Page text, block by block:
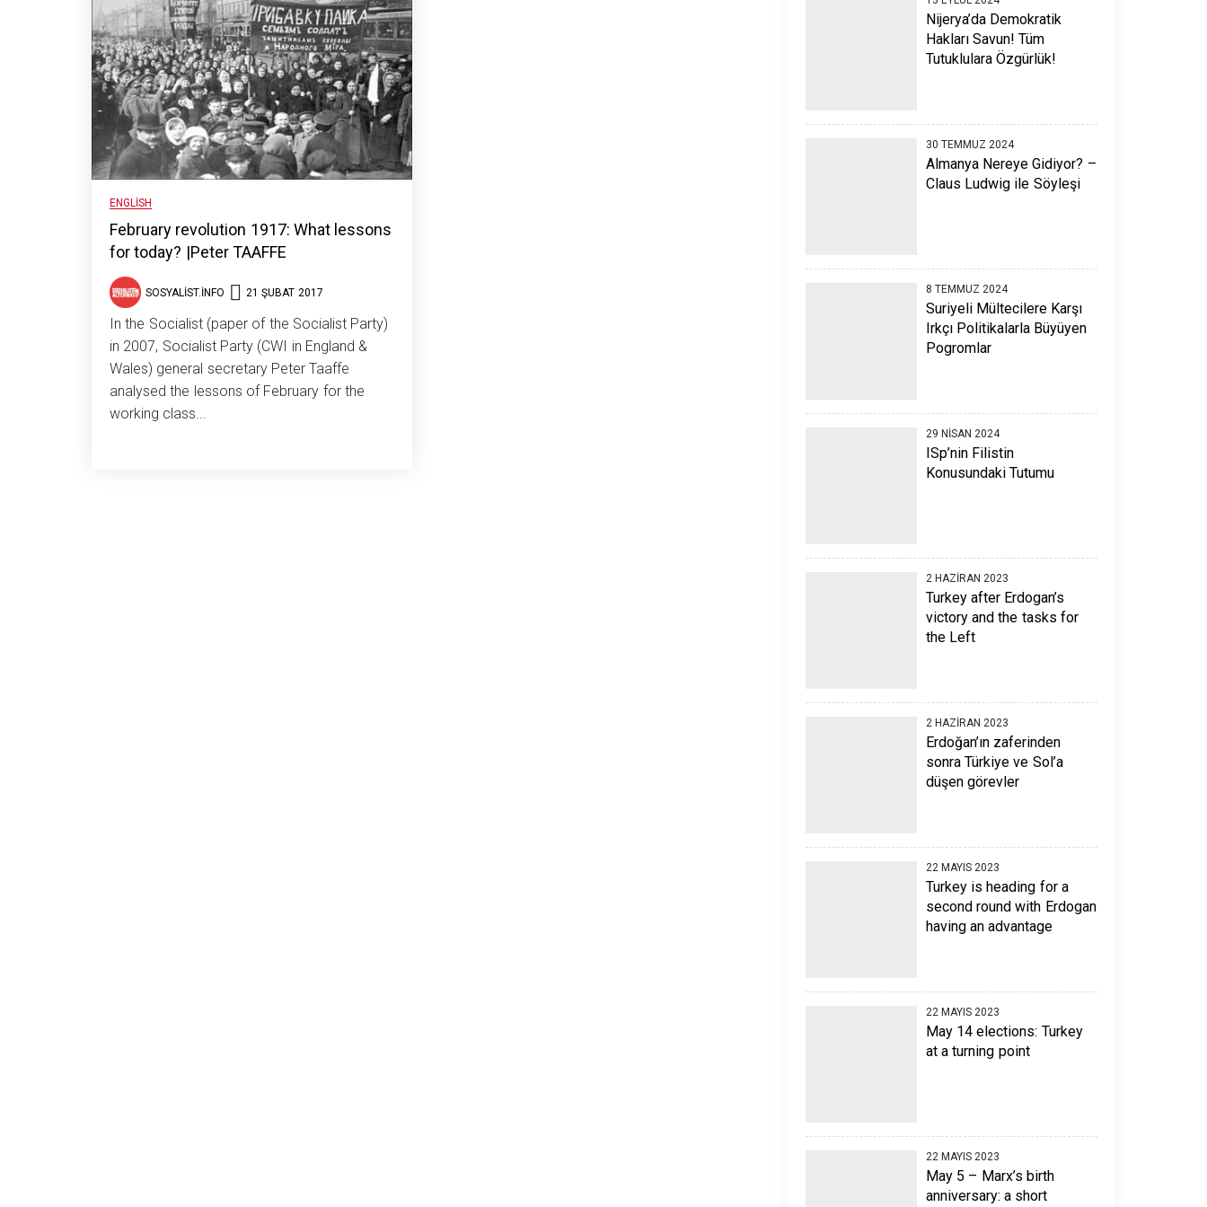
ENGLISH
February revolution 1917: What lessons
for today? |Peter TAAFFE
SOSYALIST.INFO 21 ŞUBAT 2017
In the Socialist (paper of the Socialist Party)
in 2007, Socialist Party (CWI in England &
Wales) general secretary Peter Taaffe
analysed the lessons of February for the
working class...
Nijerya’da Demokratik
Hakları Savun! Tüm
Tutuklulara Özgürlük!
30 TEMMUZ 2024
Almanya Nereye Gidiyor? –
Claus Ludwig ile Söyleşi
8 TEMMUZ 2024
Suriyeli Mültecilere Karşı
Irkçı Politikalarla Büyüyen
Pogromlar
29 NISAN 2024
ISp’nin Filistin
Konusundaki Tutumu
2 HAZIRAN 2023
Turkey after Erdogan’s
victory and the tasks for
the Left
2 HAZIRAN 2023
Erdoğan’ın zaferinden
sonra Türkiye ve Sol’a
düşen görevler
22 MAYIS 2023
Turkey is heading for a
second round with Erdogan
having an advantage
22 MAYIS 2023
May 14 elections: Turkey
at a turning point
22 MAYIS 2023
May 5 – Marx’s birth
anniversary: a short